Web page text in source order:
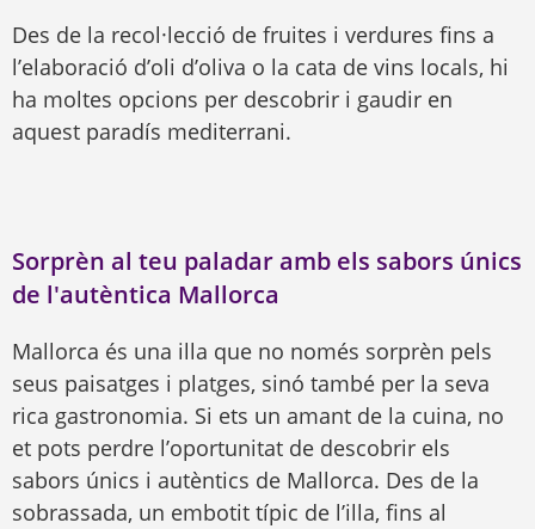
Des de la recol·lecció de fruites i verdures fins a
l’elaboració d’oli d’oliva o la cata de vins locals, hi
ha moltes opcions per descobrir i gaudir en
aquest paradís mediterrani.
Sorprèn al teu paladar amb els sabors únics
de l'autèntica Mallorca
Mallorca és una illa que no només sorprèn pels
seus paisatges i platges, sinó també per la seva
rica gastronomia. Si ets un amant de la cuina, no
et pots perdre l’oportunitat de descobrir els
sabors únics i autèntics de Mallorca. Des de la
sobrassada, un embotit típic de l’illa, fins al